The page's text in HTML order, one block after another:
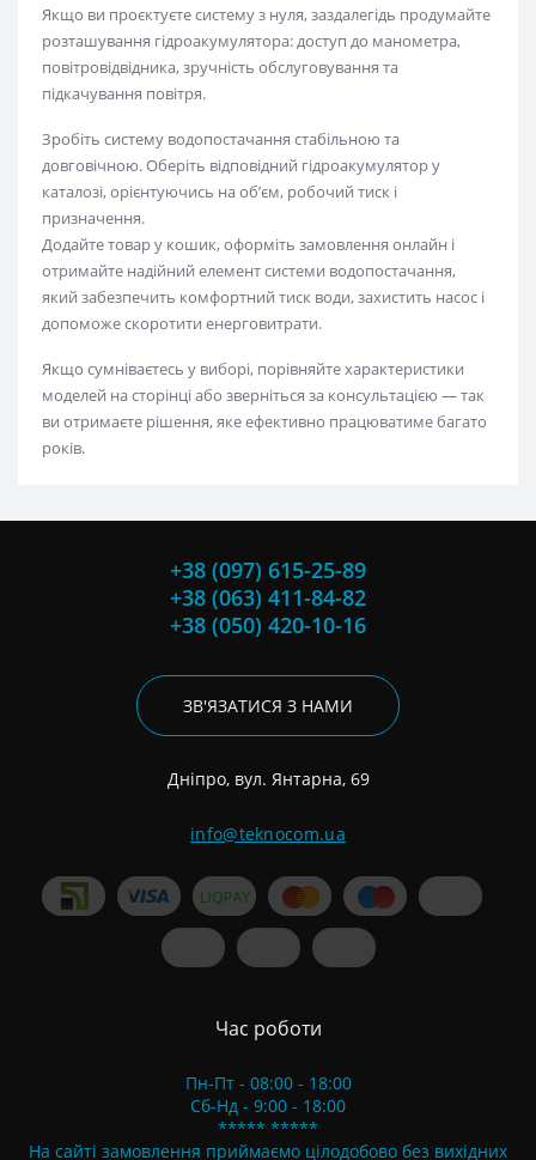
Якщо ви проєктуєте систему з нуля, заздалегідь продумайте
розташування гідроакумулятора: доступ до манометра,
повітровідвідника, зручність обслуговування та
підкачування повітря.
Зробіть систему водопостачання стабільною та
довговічною. Оберіть відповідний гідроакумулятор у
каталозі, орієнтуючись на об’єм, робочий тиск і
призначення.
Додайте товар у кошик, оформіть замовлення онлайн і
отримайте надійний елемент системи водопостачання,
який забезпечить комфортний тиск води, захистить насос і
допоможе скоротити енерговитрати.
Якщо сумніваєтесь у виборі, порівняйте характеристики
моделей на сторінці або зверніться за консультацією — так
ви отримаєте рішення, яке ефективно працюватиме багато
років.
+38 (097) 615-25-89
+38 (063) 411-84-82
+38 (050) 420-10-16
ЗВ'ЯЗАТИСЯ З НАМИ
Дніпро, вул. Янтарна, 69
info@teknocom.ua
Час роботи
Пн-Пт - 08:00 - 18:00
Сб-Нд - 9:00 - 18:00
***** *****
На сайті замовлення приймаємо цілодобово без вихідних